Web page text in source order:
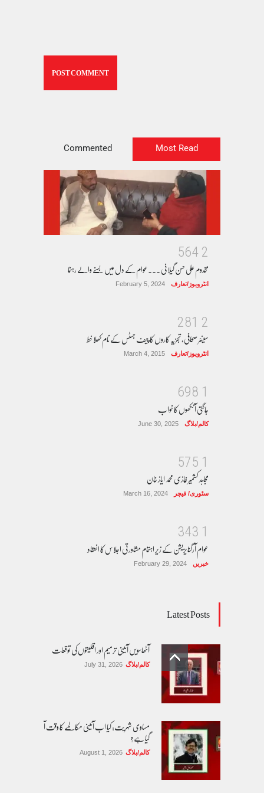
Most Read
Commented
2
4
6
5
مخدوم علی حسن گیلانی ۔۔۔عوام کے دل میں بسنے والے رہنما
انٹرویوز/تعارف February 5, 2024
2
1
8
2
سینئر صحافی، تجزیہ کاروں کا چیف جسٹس کے نام کھلا خط
انٹرویوز/تعارف March 4, 2015
1
8
9
6
جاگتی آنکھوں کا خواب
کالم/بلاگ June 30, 2025
1
5
7
5
مجاہد کشمیر غازی محمد ایاز خان
سٹوری/ فیچر March 16, 2024
1
3
4
3
عوام آرگنایزیشن کے زیر اہتمام مشاورتی اجلاس کا انعقاد
خبریں February 29, 2024
Latest Posts
آٹھاسویں آئینی ترمیم اور اقلیتوں کی توقعات
کالم/بلاگ July 31, 2026
مساوی شہریت: کیا اب آئینی مکالمے کا وقت آ
گیا ہے؟
کالم/بلاگ August 1, 2026